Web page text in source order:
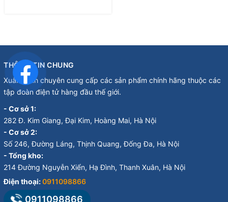
THÔNG TIN CHUNG
Xuân Minh chuyên cung cấp các sản phẩm chính hãng thuộc các
tập đoàn điện tử hàng đầu thế giới.
- Cơ sở 1:
282 Đ. Kim Giang, Đại Kim, Hoàng Mai, Hà Nội
- Cơ sở 2:
Số 246, Đường Láng, Thịnh Quang, Đống Đa, Hà Nội
- Tổng kho:
214 Đường Nguyễn Xiển, Hạ Đình, Thanh Xuân, Hà Nội
Điện thoại:0911098866
0911098866